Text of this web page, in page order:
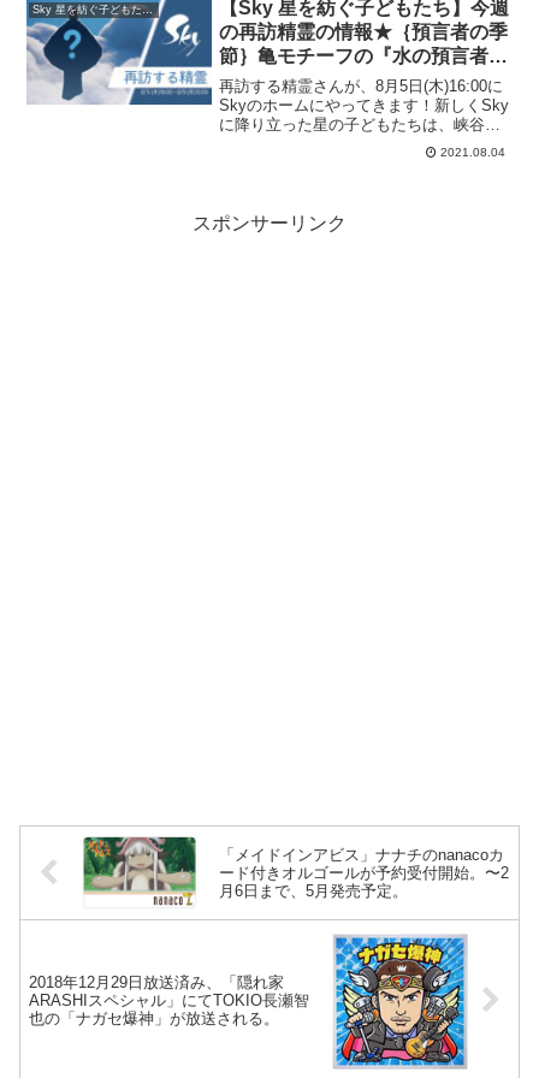
Sky 星を紡ぐ子どもたち・
【Sky 星を紡ぐ子どもたち】今週
の再訪精霊の情報★｛預言者の季
節｝亀モチーフの『水の預言者』
精霊が再訪！8月5日(木)16:00～8
月9日(月)16:59まで！必要なキャ
ンドル数は？？
再訪する精霊さんが、8月5日(木)16:00に
Skyのホームにやってきます！新しくSky
に降り立った星の子どもたちは、峡谷ま
でのストーリーを完了することで、遊び
に来る精霊さんに会えるようになります
2021.08.04
スポンサーリンク
「メイドインアビス」ナナチのnanacoカ
ード付きオルゴールが予約受付開始。〜2
月6日まで、5月発売予定。
2018年12月29日放送済み、「隠れ家
ARASHIスペシャル」にてTOKIO長瀬智
也の「ナガセ爆神」が放送される。